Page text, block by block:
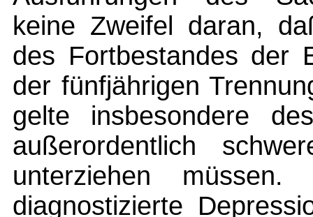
keine Zweifel daran,
des Fortbestandes der
der fünfjährigen
gelte insbesondere
außerordentlich
unterziehen
diagnostizierte